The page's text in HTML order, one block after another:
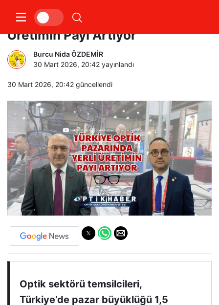
Türkiye Optik Pazarında Yerli
Üretimin Payı Artıyor
Burcu Nida ÖZDEMİR
30 Mart 2026, 20:42 yayınlandı
30 Mart 2026, 20:42 güncellendi
Optik sektörü temsilcileri,
Türkiye’de pazar büyüklüğü 1,5